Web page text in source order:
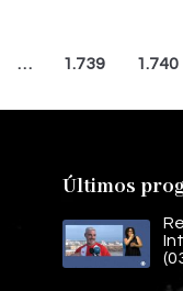
… 1.739 1.740
Últimos